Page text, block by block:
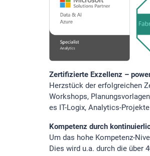
Zertifizierte Exzellenz –
Herzstück der erfolgreichen
Workshops,
es IT-Logix, Analytics-
Kompetenz durch
Um das hohe Kompetenz-
Dies wird u.a. durch die über